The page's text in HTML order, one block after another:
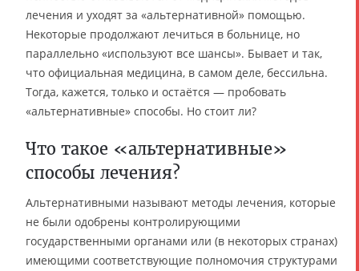
лечения и уходят за «альтернативной» помощью.
Некоторые продолжают лечиться в больнице, но
параллельно «используют все шансы». Бывает и так,
что официальная медицина, в самом деле, бессильна.
Тогда, кажется, только и остаётся — пробовать
«альтернативные» способы. Но стоит ли?
Что такое «альтернативные»
способы лечения?
Альтернативными называют методы лечения, которые
не были одобрены контролирующими
государственными органами или (в некоторых странах)
имеющими соответствующие полномочия структурами